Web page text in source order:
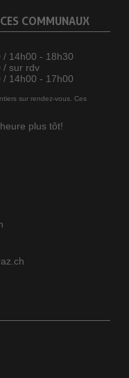
COMMUNAUX
/ 14h00 - 18h30
/ sur rdv
/ 14h00 - 17h00
sur rendez-vous. Ces
plus tôt!